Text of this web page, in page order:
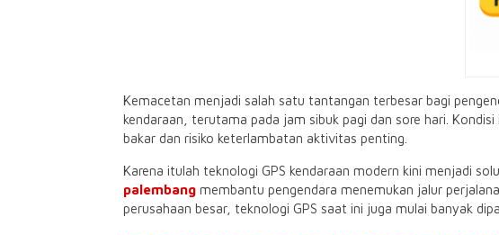
Kemacetan menjadi salah satu tantangan terbesar bagi
kendaraan, terutama pada jam sibuk pagi dan sore hari.
bakar dan risiko keterlambatan aktivitas penting.
Karena itulah teknologi GPS kendaraan modern kini menjadi
palembang membantu pengendara menemukan jalur
perusahaan besar, teknologi GPS saat ini juga mulai banyak